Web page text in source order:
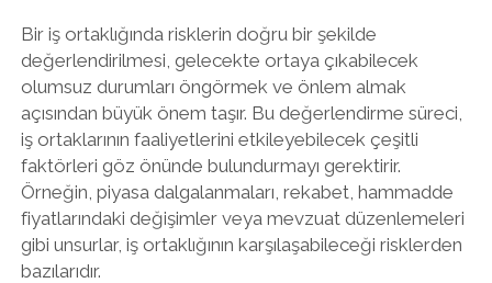
Bir iş ortaklığında risklerin doğru bir şekilde
değerlendirilmesi, gelecekte ortaya çıkabilecek
olumsuz durumları öngörmek ve önlem almak
açısından büyük önem taşır. Bu değerlendirme süreci,
iş ortaklarının faaliyetlerini etkileyebilecek çeşitli
faktörleri göz önünde bulundurmayı gerektirir.
Örneğin, piyasa dalgalanmaları, rekabet, hammadde
fiyatlarındaki değişimler veya mevzuat düzenlemeleri
gibi unsurlar, iş ortaklığının karşılaşabileceği risklerden
bazılarıdır.